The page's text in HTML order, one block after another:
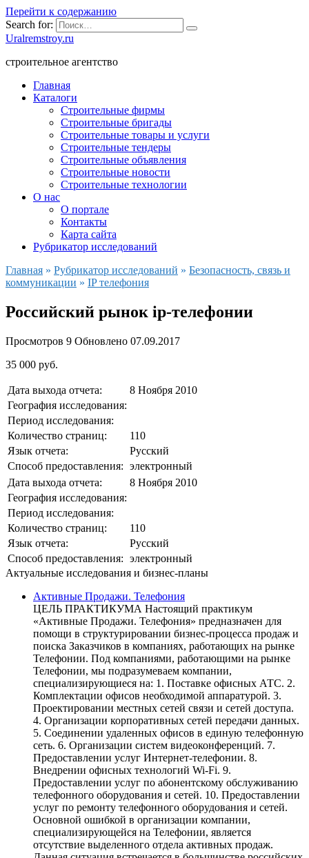
Перейти к содержанию
Search for:
Uralremstroy.ru
строительное агентство
Главная
Каталоги
Строительные фирмы
Строительные бригады
Cтроительные товары и услуги
Строительные тендеры
Строительные объявления
Строительные новости
Строительные технологии
О нас
О портале
Контакты
Карта сайта
Рубрикатор исследований
Главная » Рубрикатор исследований » Безопасность, связь и
коммуникации » IP телефония
Российский рынок ip-телефонии
Просмотров 9 Обновлено 07.09.2017
35 000 руб.
Дата выхода отчета:
8 Ноября 2010
География исследования:
Период исследования:
Количество страниц:
110
Язык отчета:
Русский
Способ предоставления: электронный
Дата выхода отчета:
8 Ноября 2010
География исследования:
Период исследования:
Количество страниц:
110
Язык отчета:
Русский
Способ предоставления: электронный
Актуальные исследования и бизнес-планы
Активные Продажи. Телефония
ЦЕЛЬ ПРАКТИКУМА Настоящий практикум
«Активные Продажи. Телефония» предназначен для
помощи в структурировании бизнес-процесса продаж и
поиска Заказчиков в компаниях, работающих на рынке
Телефонии. Под компаниями, работающими на рынке
Телефонии, мы подразумеваем компании,
специализирующиеся на: 1. Поставке офисных АТС. 2.
Комплектации офисов необходимой аппаратурой. 3.
Проектировании местных сетей связи и сетей доступа.
4. Организации корпоративных сетей передачи данных.
5. Соединении удаленных офисов в единую телефонную
сеть. 6. Организации систем видеоконференций. 7.
Предоставлении услуг Интернет-телефонии. 8.
Внедрении офисных технологий Wi-Fi. 9.
Предоставлении услуг по абонентскому обслуживанию
телефонного оборудования и сетей. 10. Предоставлении
услуг по ремонту телефонного оборудования и сетей.
Основной ошибкой в организации компании,
специализирующейся на Телефонии, является
отсутствие выделенного отдела активных продаж.